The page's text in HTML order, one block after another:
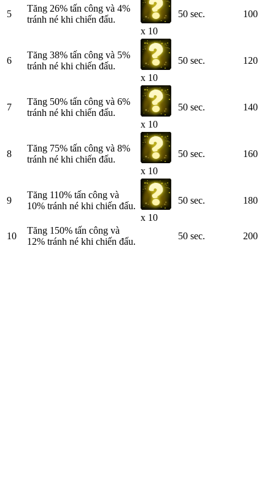
5
Tăng 26% tấn công và 4%
tránh né khi chiến đấu.
x 10
50 sec. 100
6
Tăng 38% tấn công và 5%
tránh né khi chiến đấu.
x 10
50 sec. 120
7
Tăng 50% tấn công và 6%
tránh né khi chiến đấu.
x 10
50 sec. 140
8
Tăng 75% tấn công và 8%
tránh né khi chiến đấu.
x 10
50 sec. 160
9
Tăng 110% tấn công và
10% tránh né khi chiến đấu.
x 10
50 sec. 180
10
Tăng 150% tấn công và
12% tránh né khi chiến đấu.
50 sec. 200